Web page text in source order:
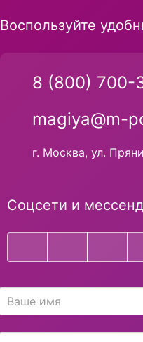
Воспользуйте
8 (800) 700-
magiya@m-
г. Москва, ул.
Соцсети и